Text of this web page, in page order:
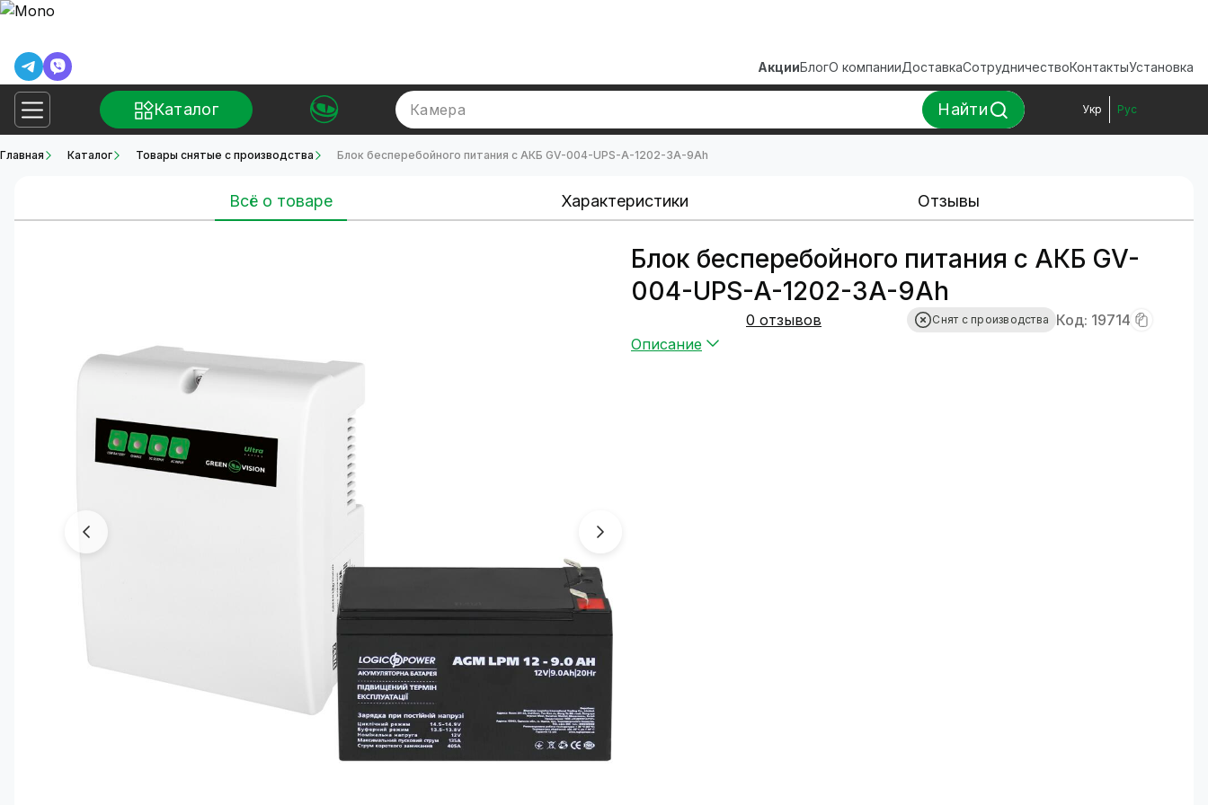
АкцииБлогО компанииДоставкаСотрудничествоКонтактыУстановка
Каталог Камера Найти Укр Рус
Главная Каталог Товары снятые с производства Блок бесперебойного питания с АКБ GV-004-UPS-A-1202-3A-9Ah
Всё о товаре Характеристики Отзывы
Блок бесперебойного питания с АКБ GV-
004-UPS-A-1202-3A-9Ah
0 отзывов Снят с производства
Код: 19714
Описание